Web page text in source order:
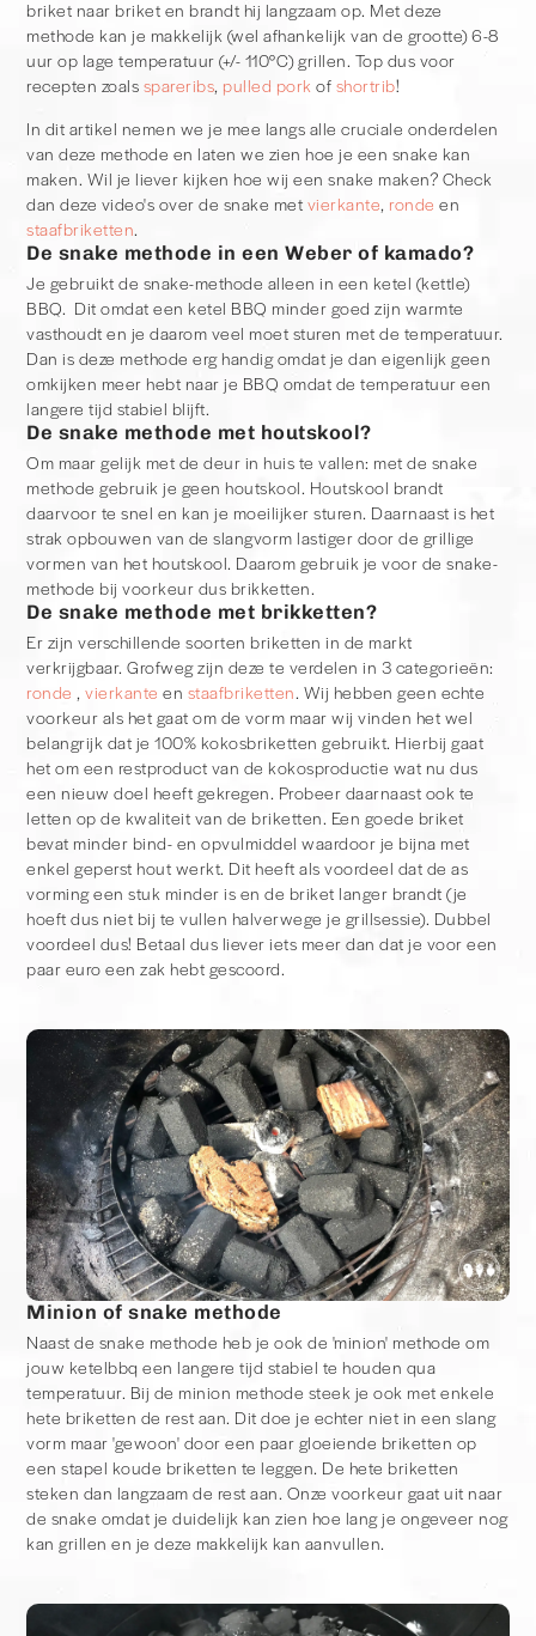
briket naar briket en brandt hij langzaam op. Met deze
methode kan je makkelijk (wel afhankelijk van de grootte) 6-8
uur op lage temperatuur (+/- 110°C) grillen. Top dus voor
recepten zoals spareribs, pulled pork of shortrib!
In dit artikel nemen we je mee langs alle cruciale onderdelen
van deze methode en laten we zien hoe je een snake kan
maken. Wil je liever kijken hoe wij een snake maken? Check
dan deze video's over de snake met vierkante, rondeen
staafbriketten.
De snake methode in een Weber of kamado?
Je gebruikt de snake-methode alleen in een ketel (kettle)
BBQ. Dit omdat een ketel BBQ minder goed zijn warmte
vasthoudt en je daarom veel moet sturen met de temperatuur.
Dan is deze methode erg handig omdat je dan eigenlijk geen
omkijken meer hebt naar je BBQ omdat de temperatuur een
langere tijd stabiel blijft.
De snake methode met houtskool?
Om maar gelijk met de deur in huis te vallen: met de snake
methode gebruik je geen houtskool. Houtskool brandt
daarvoor te snel en kan je moeilijker sturen. Daarnaast is het
strak opbouwen van de slangvorm lastiger door de grillige
vormen van het houtskool. Daarom gebruik je voor de snake-
methode bij voorkeur dus brikketten.
De snake methode met brikketten?
Er zijn verschillende soorten briketten in de markt
verkrijgbaar. Grofweg zijn deze te verdelen in 3 categorieën:
ronde ,vierkante en staafbriketten. Wij hebben geen echte
voorkeur als het gaat om de vorm maar wij vinden het wel
belangrijk dat je 100% kokosbriketten gebruikt. Hierbij gaat
het om een restproduct van de kokosproductie wat nu dus
een nieuw doel heeft gekregen. Probeer daarnaast ook te
letten op de kwaliteit van de briketten. Een goede briket
bevat minder bind- en opvulmiddel waardoor je bijna met
enkel geperst hout werkt. Dit heeft als voordeel dat de as
vorming een stuk minder is en de briket langer brandt (je
hoeft dus niet bij te vullen halverwege je grillsessie). Dubbel
voordeel dus! Betaal dus liever iets meer dan dat je voor een
paar euro een zak hebt gescoord.
Minion of snake methode
Naast de snake methode heb je ook de 'minion' methode om
jouw ketelbbq een langere tijd stabiel te houden qua
temperatuur. Bij de minion methode steek je ook met enkele
hete briketten de rest aan. Dit doe je echter niet in een slang
vorm maar 'gewoon' door een paar gloeiende briketten op
een stapel koude briketten te leggen. De hete briketten
steken dan langzaam de rest aan. Onze voorkeur gaat uit naar
de snake omdat je duidelijk kan zien hoe lang je ongeveer nog
kan grillen en je deze makkelijk kan aanvullen.